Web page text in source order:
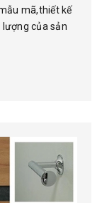
mã,thiết kế
của sản